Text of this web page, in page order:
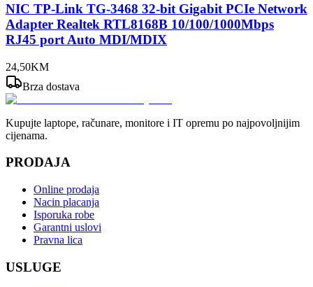
NIC TP-Link TG-3468 32-bit Gigabit PCIe Network
Adapter Realtek RTL8168B 10/100/1000Mbps
RJ45 port Auto MDI/MDIX
24,50KM
Brza dostava
Kupujte laptope, računare, monitore i IT opremu po najpovoljnijim
cijenama.
PRODAJA
Online prodaja
Nacin placanja
Isporuka robe
Garantni uslovi
Pravna lica
USLUGE